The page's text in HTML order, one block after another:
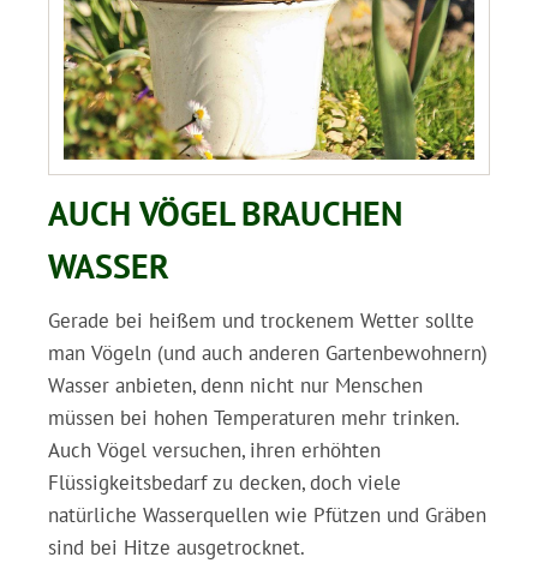
AUCH VÖGEL BRAUCHEN
WASSER
Gerade bei heißem und trockenem Wetter sollte
man Vögeln (und auch anderen Gartenbewohnern)
Wasser anbieten, denn nicht nur Menschen
müssen bei hohen Temperaturen mehr trinken.
Auch Vögel versuchen, ihren erhöhten
Flüssigkeitsbedarf zu decken, doch viele
natürliche Wasserquellen wie Pfützen und Gräben
sind bei Hitze ausgetrocknet.